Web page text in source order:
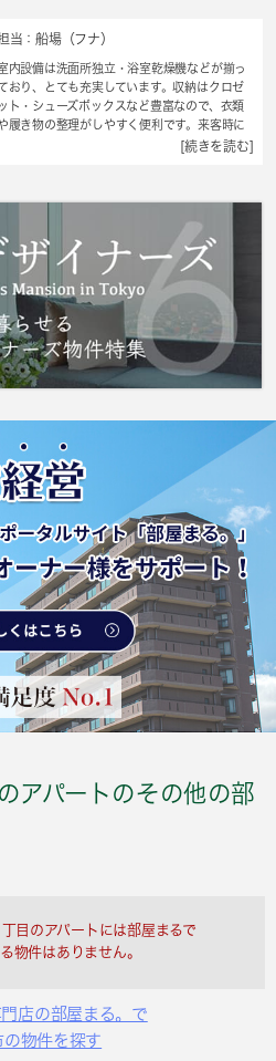
当：船場（フナ）
内設備は洗面所独立・浴室乾燥機などが揃っ
おり、とても充実しています。収納はクロゼ
ット・シューズボックスなど豊富なので、衣類
履き物の整理がしやすく便利です。来客時に
はTVインターホンを使用して訪問者の顔を確認
繋げましたのでパソコン作業がスムーズで
ので、室内の温度調整が簡単です。お気軽
城南コミュニティへお問い合わせくださ
い。当社では、上尾市エリアにある条件の良い
お部屋をご用意しております。
[続きを読む]
アパートのその他の部
目のアパートには部屋まるで
物件はありません。
店の部屋まる。で
の物件を探す